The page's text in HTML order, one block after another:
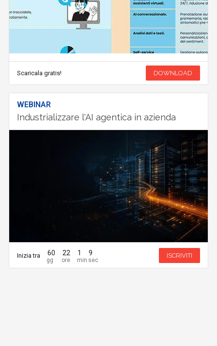
Scaricala gratis! DOWNLOAD
WEBINAR
Industrializzare l'AI agentica in azienda
Inizia tra 60 22 1 8 ISCRIVITI